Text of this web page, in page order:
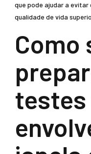
que pode ajudar a
qualidade de vida
Como
testes